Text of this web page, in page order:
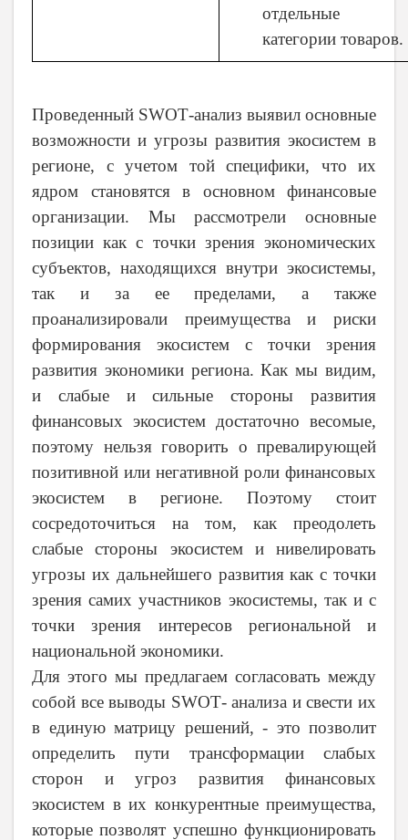
отдельные
категории товаров.
Проведенный SWOT-анализ выявил основные
возможности и угрозы развития экосистем в
регионе, с учетом той специфики, что их
ядром становятся в основном финансовые
организации. Мы рассмотрели основные
позиции как с точки зрения экономических
субъектов, находящихся внутри экосистемы,
так и за ее пределами, а также
проанализировали преимущества и риски
формирования экосистем с точки зрения
развития экономики региона. Как мы видим,
и слабые и сильные стороны развития
финансовых экосистем достаточно весомые,
поэтому нельзя говорить о превалирующей
позитивной или негативной роли финансовых
экосистем в регионе. Поэтому стоит
сосредоточиться на том, как преодолеть
слабые стороны экосистем и нивелировать
угрозы их дальнейшего развития как с точки
зрения самих участников экосистемы, так и с
точки зрения интересов региональной и
национальной экономики.
Для этого мы предлагаем согласовать между
собой все выводы SWOT- анализа и свести их
в единую матрицу решений, - это позволит
определить пути трансформации слабых
сторон и угроз развития финансовых
экосистем в их конкурентные преимущества,
которые позволят успешно функционировать